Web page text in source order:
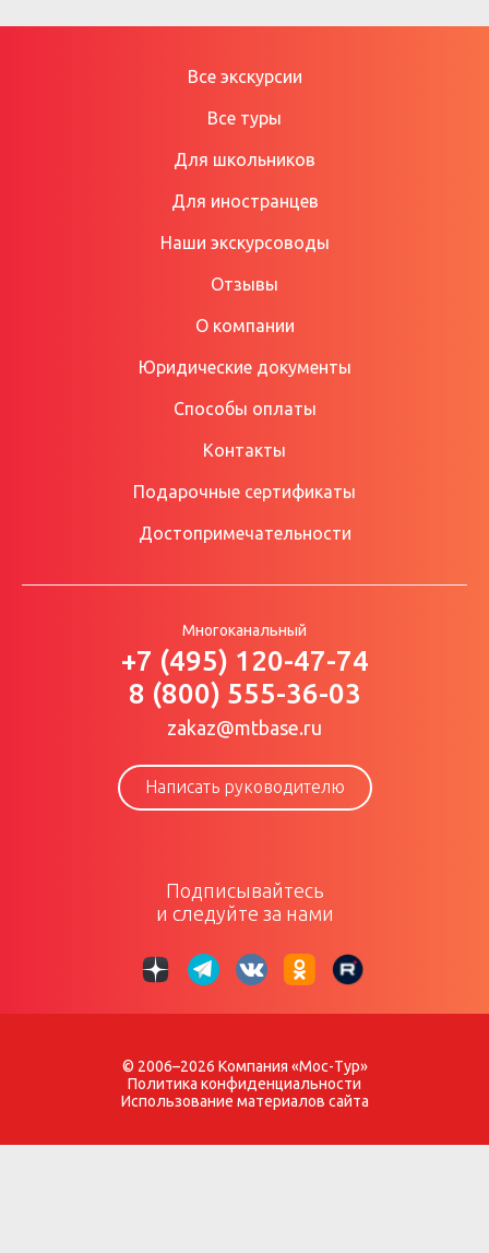
Все экскурсии
Все туры
Для школьников
Для иностранцев
Наши экскурсоводы
Отзывы
О компании
Юридические документы
Способы оплаты
Контакты
Подарочные сертификаты
Достопримечательности
Многоканальный
+7 (495) 120-47-74
8 (800) 555-36-03
zakaz@mtbase.ru
Написать руководителю
Подписывайтесь
и следуйте за нами
© 2006–2026 Компания «Мос-Тур»
Политика конфиденциальности
Использование материалов сайта